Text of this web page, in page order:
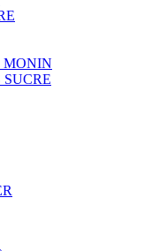
MONIN
SUCRE